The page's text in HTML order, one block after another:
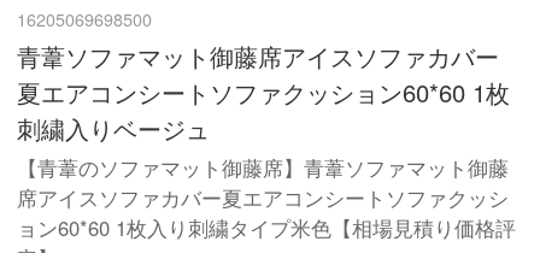
16205069698500
青葦ソファマット御藤席アイスソファカバー
夏エアコンシートソファクッション60*60 1枚
刺繍入りベージュ
【青葦のソファマット御藤席】青葦ソファマット御藤
席アイスソファカバー夏エアコンシートソファクッシ
ョン60*60 1枚入り刺繍タイプ米色【相場見積り価格評